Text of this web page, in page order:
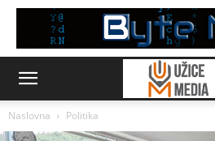
Naslovna Politika